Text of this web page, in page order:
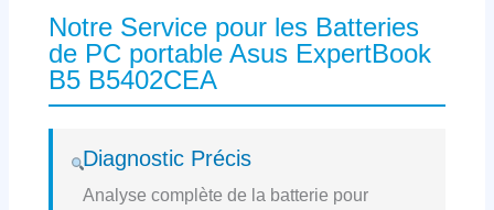
Notre Service pour les Batteries
de PC portable Asus ExpertBook
B5 B5402CEA
Diagnostic Précis
Analyse complète de la batterie pour